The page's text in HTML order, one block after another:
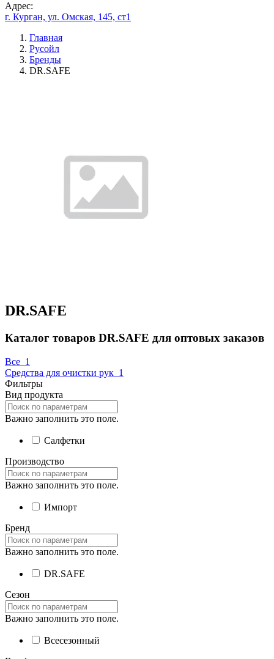
Адрес:
г. Курган, ул. Омская, 145, ст1
Главная
Русойл
Бренды
DR.SAFE
DR.SAFE
Каталог товаров DR.SAFE для оптовых заказов
Все 1
Средства для очистки рук 1
Фильтры
Вид продукта
Важно заполнить это поле.
Салфетки
Производство
Важно заполнить это поле.
Импорт
Бренд
Важно заполнить это поле.
DR.SAFE
Сезон
Важно заполнить это поле.
Всесезонный